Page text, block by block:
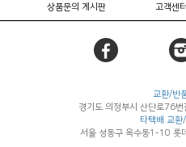
상품문의 게시판 고객센
교환/반
경기도 의정부시 산단로76
타택배 교환
서울 성동구 옥수동1-10 롯